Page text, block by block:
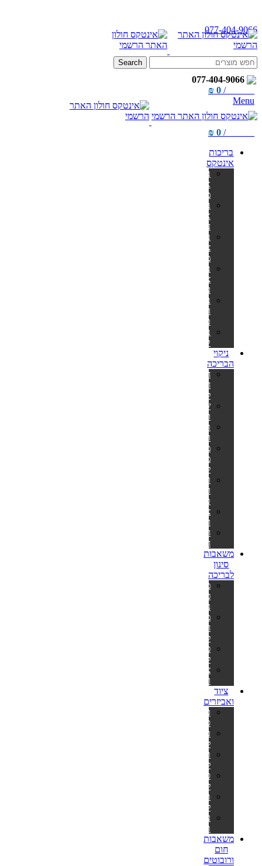
077-404-9066
Search
077-404-9066
/
₪ 0
Menu
/
₪ 0
בריכות
אינטקס
בריכות
אולטרה
מלבניות
בריכות
אולטרה
עגולות
בריכות
צינורות
מלבניות
בריכות
צינורות
עגולות
בריכות
הכל
כלול
בריכות
קערה
ניקוי
הבריכה
חומרי
חיטוי
לבריכה
שואבים
וסקימרים
רובוטים
ושואבים
מערכות
מלח
לבריכה
רשתות
ומוטות
טלסקופיים
צינורות
ומתאמים
חבילות
חומרים
משאבות
סינון
לבריכה
משאבות
פילטר
נייר
משאבות
חול
לבריכה
פילטרים
למשאבות
צינורות
ומתאמים
ציוד
ואביזרים
כיסויים
סולאריים
כיסויים
לבריכה
תחתיות
לבריכה
סולמות
לבריכות
תאורה
לבריכה
ערכות
תיקון
משאבות
חום
ורובוטים